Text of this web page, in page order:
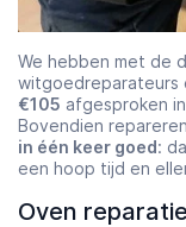
We hebben met de
witgoedreparateurs
€105 afgesproken
Bovendien
in één keer goed:
een hoop tijd en
Oven